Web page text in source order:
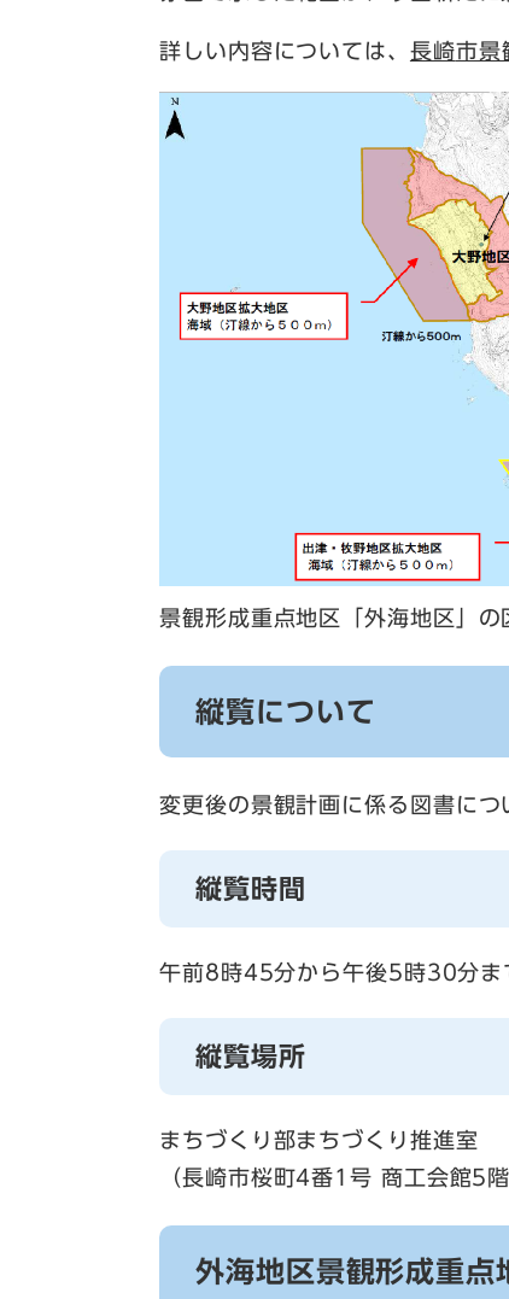
詳しい内容については、 長崎市景
景観形成重点地区「外海地区」の
縦覧について
変更後の景観計画に係る図書につ
縦覧時間
午前8時45分から午後5時30分ま
縦覧場所
まちづくり部まちづくり推進室
（長崎市桜町4番1号 商工会館5階
外海地区景観形成重点